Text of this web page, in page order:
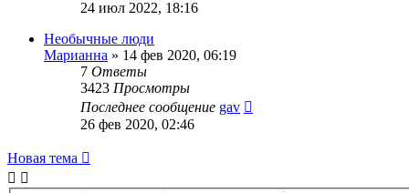
24 июл 2022, 18:16
Необычные люди
Марианна » 14 фев 2020, 06:19
7 Ответы
3423 Просмотры
Последнее сообщение gav
26 фев 2020, 02:46
Новая тема